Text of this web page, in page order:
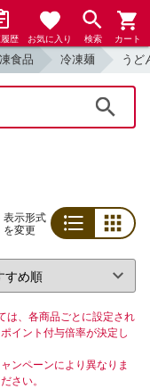
歴 お気に入り 検索 カート
食品 冷凍麺 うど
表示形式
を変更
は、各商品ごとに設定され
イント付与倍率が決定し
ンペーンにより異なりま
さい。